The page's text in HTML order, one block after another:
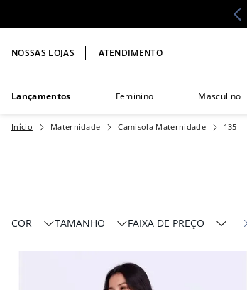
NOSSAS LOJAS ATENDIMENTO
Lançamentos Feminino Masculino
Maternidade Camisola Maternidade 135
COR TAMANHO FAIXA DE PREÇO
R$ 99,00